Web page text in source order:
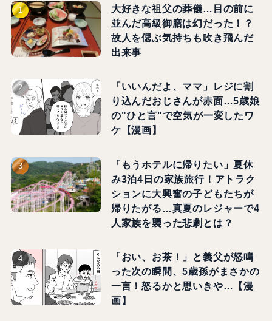
大好きな祖父の葬儀…目の前に
並んだ高級御膳は幻だった！？
故人を偲ぶ気持ちも吹き飛んだ
出来事
「いいんだよ、ママ」レジに割
り込んだおじさんが赤面…5歳娘
の"ひと言"で空気が一変したワ
ケ【漫画】
「もうホテルに帰りたい」夏休
み3泊4日の家族旅行！アトラク
ションに大興奮の子どもたちが
帰りたがる…真夏のレジャーで4
人家族を襲った悲劇とは？
「おい、お茶！」と義父が怒鳴
った次の瞬間、5歳孫がまさかの
一言！怒るかと思いきや…【漫
画】